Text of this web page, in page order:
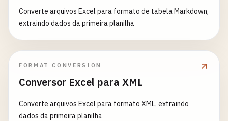
Converte arquivos Excel para formato de tabela Markdown,
extraindo dados da primeira planilha
FORMAT CONVERSION
Conversor Excel para XML
Converte arquivos Excel para formato XML, extraindo
dados da primeira planilha